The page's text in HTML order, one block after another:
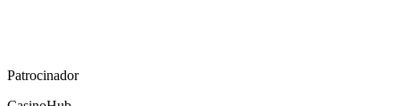
Patrocinador